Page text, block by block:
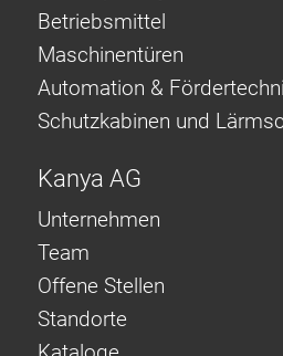
Betriebsmittel
Maschinentüren
Automation &
Schutzkabinen und
Kanya AG
Unternehmen
Team
Offene Stellen
Standorte